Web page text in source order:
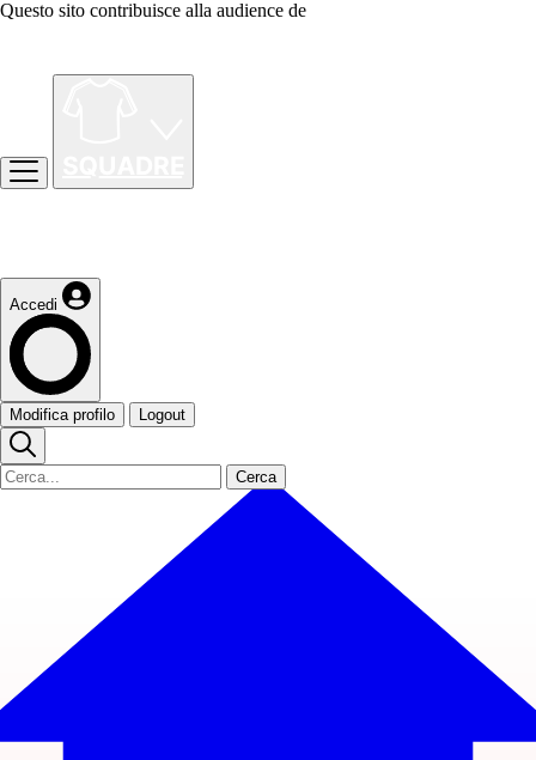
Questo sito contribuisce alla audience de
Accedi
Modifica profilo Logout
Cerca